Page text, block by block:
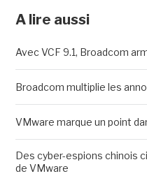
A lire aussi
Avec VCF 9.1, Broadcom
Broadcom multiplie les
VMware marque un point
Des cyber-espions chinois
de VMware